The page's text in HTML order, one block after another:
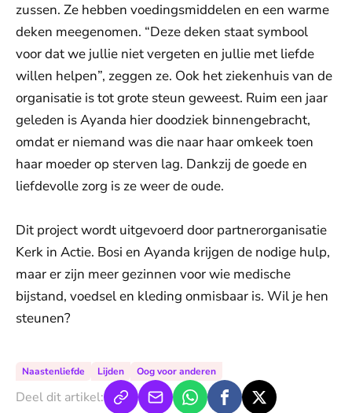
zussen. Ze hebben voedingsmiddelen en een warme
deken meegenomen. “Deze deken staat symbool
voor dat we jullie niet vergeten en jullie met liefde
willen helpen”, zeggen ze. Ook het ziekenhuis van de
organisatie is tot grote steun geweest. Ruim een jaar
geleden is Ayanda hier doodziek binnengebracht,
omdat er niemand was die naar haar omkeek toen
haar moeder op sterven lag. Dankzij de goede en
liefdevolle zorg is ze weer de oude.
Dit project wordt uitgevoerd door partnerorganisatie
Kerk in Actie. Bosi en Ayanda krijgen de nodige hulp,
maar er zijn meer gezinnen voor wie medische
bijstand, voedsel en kleding onmisbaar is. Wil je hen
steunen?
Naastenliefde Lijden Oog voor anderen
Deel dit artikel: